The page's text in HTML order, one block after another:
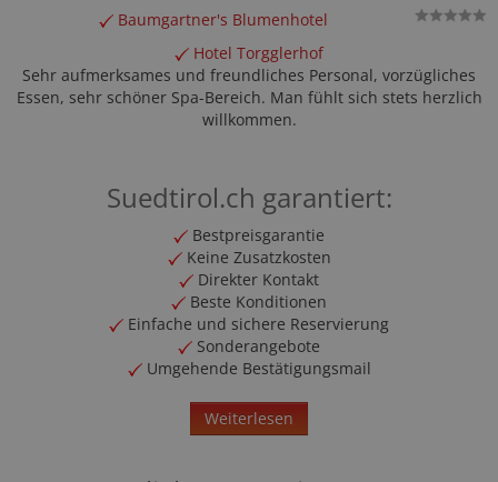
Baumgartner's Blumenhotel
Hotel Torgglerhof
Sehr aufmerksames und freundliches Personal, vorzügliches
Essen, sehr schöner Spa-Bereich. Man fühlt sich stets herzlich
willkommen.
Suedtirol.ch garantiert:
Bestpreisgarantie
Keine Zusatzkosten
Direkter Kontakt
Beste Konditionen
Einfache und sichere Reservierung
Sonderangebote
Umgehende Bestätigungsmail
Weiterlesen